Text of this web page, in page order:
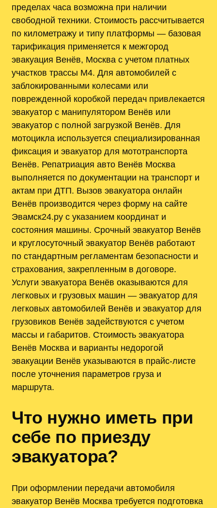
пределах часа возможна при наличии
свободной техники. Стоимость рассчитывается
по километражу и типу платформы — базовая
тарификация применяется к межгород
эвакуация Венёв, Москва с учетом платных
участков трассы М4. Для автомобилей с
заблокированными колесами или
поврежденной коробкой передач привлекается
эвакуатор с манипулятором Венёв или
эвакуатор с полной загрузкой Венёв. Для
мотоцикла используется специализированная
фиксация и эвакуатор для мототранспорта
Венёв. Репатриация авто Венёв Москва
выполняется по документации на транспорт и
актам при ДТП. Вызов эвакуатора онлайн
Венёв производится через форму на сайте
Эвамск24.ру с указанием координат и
состояния машины. Срочный эвакуатор Венёв
и круглосуточный эвакуатор Венёв работают
по стандартным регламентам безопасности и
страхования‚ закрепленным в договоре.
Услуги эвакуатора Венёв оказываются для
легковых и грузовых машин — эвакуатор для
легковых автомобилей Венёв и эвакуатор для
грузовиков Венёв задействуются с учетом
массы и габаритов. Стоимость эвакуатора
Венёв Москва и варианты недорогой
эвакуации Венёв указываются в прайс-листе
после уточнения параметров груза и
маршрута.
Что нужно иметь при
себе по приезду
эвакуатора?
При оформлении передачи автомобиля
эвакуатор Венёв Москва требуется подготовка